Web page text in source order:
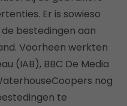
Er is sowieso
bestedingen aan
Voorheen werkten
(IAB), BBC De Media
nog
te